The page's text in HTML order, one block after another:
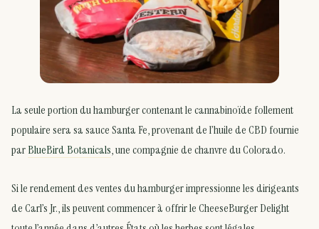
La seule portion du hamburger contenant le cannabinoïde follement
populaire sera sa sauce Santa Fe, provenant de l’huile de CBD fournie
parBlueBird Botanicals, une compagnie de chanvre du Colorado.
Si le rendement des ventes du hamburger impressionne les dirigeants
de Carl’s Jr., ils peuvent commencer à offrir le CheeseBurger Delight